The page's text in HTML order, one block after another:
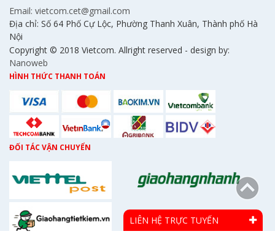
Email: vietcom.cet@gmail.com
Địa chỉ: Số 64 Phố Cự Lộc, Phường Thanh Xuân, Thành phố Hà
Nội
Copyright © 2018 Vietcom. Allright reserved - design by:
Nanoweb
HÌNH THỨC THANH TOÁN
ĐỐI TÁC VẬN CHUYỂN
LIÊN HỆ TRỰC TUYẾN